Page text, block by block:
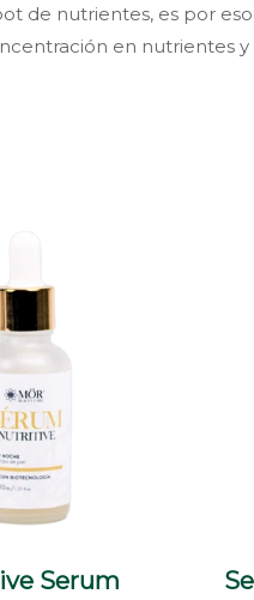
de nutrientes, es por
en nutrientes
+ COMPRAR
Serum